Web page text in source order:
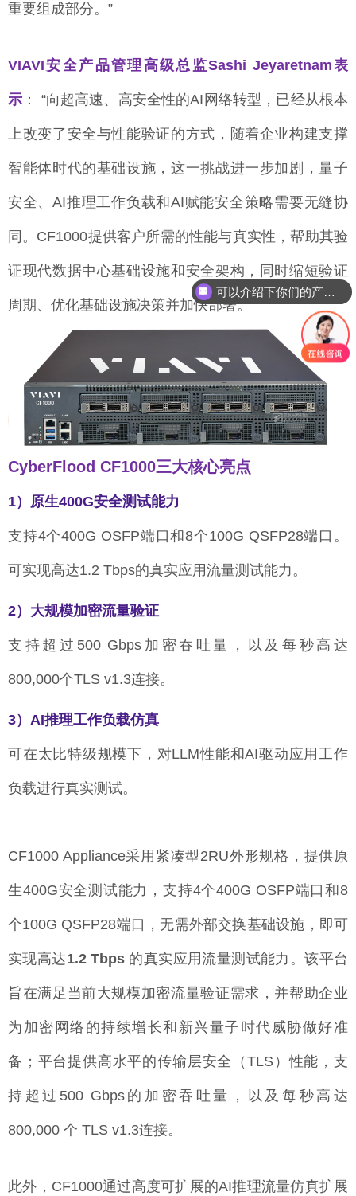
重要组成部分。”
VIAVI安全产品管理高级总监Sashi Jeyaretnam表
示 ： “向超高速、高安全性的AI网络转型，已经从根本
上改变了安全与性能验证的方式，随着企业构建支撑
智能体时代的基础设施，这一挑战进一步加剧，量子
安全、AI推理工作负载和AI赋能安全策略需要无缝协
同。CF1000提供客户所需的性能与真实性，帮助其验
证现代数据中心基础设施和安全架构，同时缩短验证
周期、优化基础设施决策并加快部署。”
CyberFlood CF1000三大核心亮点
1）原生400G安全测试能力
支持4个400G OSFP端口和8个100G QSFP28端口。
可实现高达1.2 Tbps的真实应用流量测试能力。
2）大规模加密流量验证
支持超过500 Gbps加密吞吐量，以及每秒高达
800,000个TLS v1.3连接。
3）AI推理工作负载仿真
可在太比特级规模下，对LLM性能和AI驱动应用工作
负载进行真实测试。
CF1000 Appliance采用紧凑型2RU外形规格，提供原
生400G安全测试能力，支持4个400G OSFP端口和8
个100G QSFP28端口，无需外部交换基础设施，即可
实现高达1.2 Tbps 的真实应用流量测试能力。该平台
旨在满足当前大规模加密流量验证需求，并帮助企业
为加密网络的持续增长和新兴量子时代威胁做好准
备；平台提供高水平的传输层安全（TLS）性能，支
持超过500 Gbps的加密吞吐量，以及每秒高达
800,000 个 TLS v1.3连接。
此外，CF1000通过高度可扩展的AI推理流量仿真扩展
可以介绍下你们的产品么